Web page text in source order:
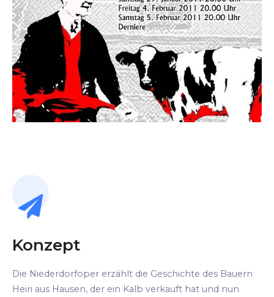
Konzept
Die Niederdorfoper erzählt die Geschichte des Bauern
Heiri aus Hausen, der ein Kalb verkauft hat und nun